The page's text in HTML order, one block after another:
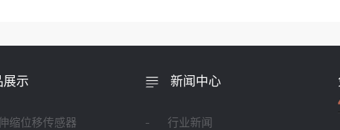
展示
缩位移传感器
新闻中心
行业新闻